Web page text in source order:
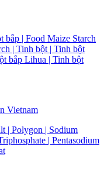
bắp | Food Maize Starch
| Tinh bột | Tinh bột
bắp Lihua | Tinh bột
Vietnam